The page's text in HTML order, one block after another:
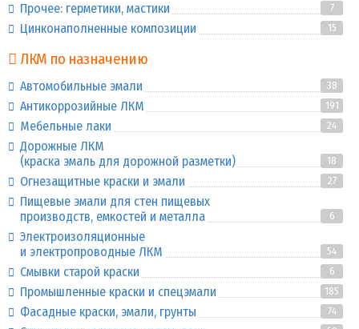
Прочее: герметики, мастики 7
Цинконаполненные композиции 15
ЛКМ по назначению
Автомобильные эмали 38
Антикоррозийные ЛКМ 191
Мебельные лаки 24
Дорожные ЛКМ
(краска эмаль для дорожной разметки)
18
Огнезащитные краски и эмали 27
Пищевые эмали для стен пищевых
производств, емкостей и металла
6
Электроизоляционные
и электропроводные ЛКМ
54
Смывки старой краски 6
Промышленные краски и спецэмали 185
Фасадные краски, эмали, грунты 74